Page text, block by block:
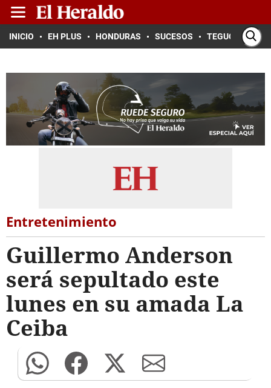
INICIO EH PLUS HONDURAS SUCESOS TEGUCIGALPA
Entretenimiento
Guillermo Anderson
será sepultado este
lunes en su amada La
Ceiba